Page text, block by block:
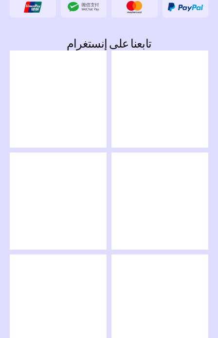
تابعنا على إنستغرام